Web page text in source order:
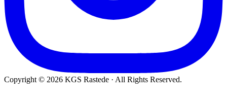
Copyright © 2026 KGS Rastede · All Rights Reserved.